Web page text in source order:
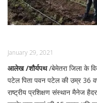
January 29, 2021
आलेख /शौर्यपथ/बेमेतरा जिला के
पटेल पिता पवन पटेल की उम्र 36
राष्ट्रीय प्रशिक्षण संस्थान मैनेज